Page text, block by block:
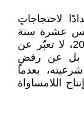
لاحتجاجاتٍ
عشرة سنة
الأخيرة، ولا سيما بعد انتفاضات عام 2011، لا تعبّر عن
بل عن رفضٍ
بعدما
اللامساواة